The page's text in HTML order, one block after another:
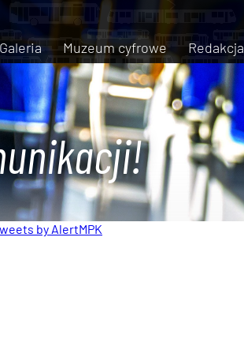
Galeria Muzeum cyfrowe Redakcja
by AlertMPK